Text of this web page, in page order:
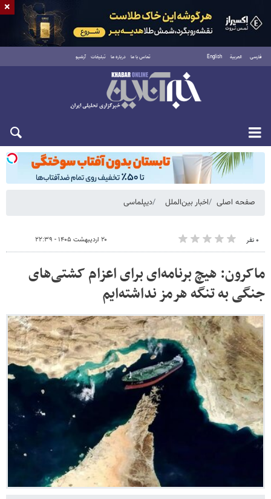
فارسی العربية English تماس با ما درباره ما تبلیغات آرشیو
شنبه ۱۷ مرداد ۱۴۰۵
صفحه اصلی اخبار بین‌الملل دیپلماسی
۰ نفر ۲۰ اردیبهشت ۱۴۰۵ - ۲۲:۳۹
ماکرون: هیچ برنامه‌ای برای اعزام کشتی‌های
جنگی به تنگه هرمز نداشته‌ایم
×